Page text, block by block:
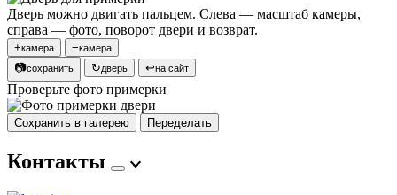
Дверь можно двигать пальцем. Слева — масштаб камеры,
справа — фото, поворот двери и возврат.
+камера −камера
📷сохранить ↻дверь ↩на сайт
Проверьте фото примерки
Сохранить в галерею Переделать
Контакты